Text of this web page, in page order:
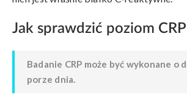
Jak sprawdzić poziom
Badanie CRP może być wykonane o
porze dnia.